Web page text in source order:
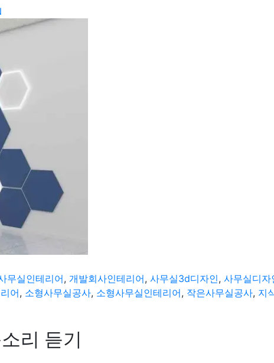
무실인테리어, 개발회사인테리어, 사무실3d디자인, 사무실디자
어, 소형사무실공사, 소형사무실인테리어, 작은사무실공사, 지
리 듣기